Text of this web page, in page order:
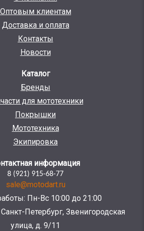
Оптовым клиентам
Доставка и оплата
Контакты
Новости
Каталог
Бренды
для мототехники
Покрышки
Мототехника
Экипировка
информация
8 (921) 915-68-77
sale@motodart.ru
Пн-Вс 10:00 до 21:00
Петербург, Звенигородская
улица, д. 9/11